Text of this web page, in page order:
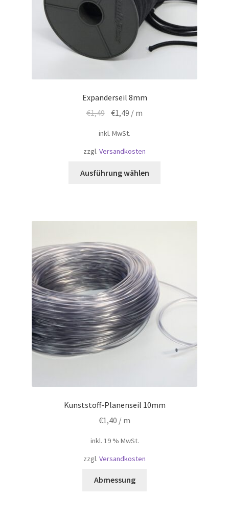
Expanderseil 8mm
€1,49 Ursprünglicher
war:
€1,49
€1,49 Aktueller
ist:
€1,49.
/ m
inkl. MwSt.
zzgl. Versandkosten
Ausführung wählen
auf
Produktseite
gewählt
werden
Kunststoff-Planenseil 10mm
€1,40 / m
inkl. 19 % MwSt.
zzgl. Versandkosten
Abmessung